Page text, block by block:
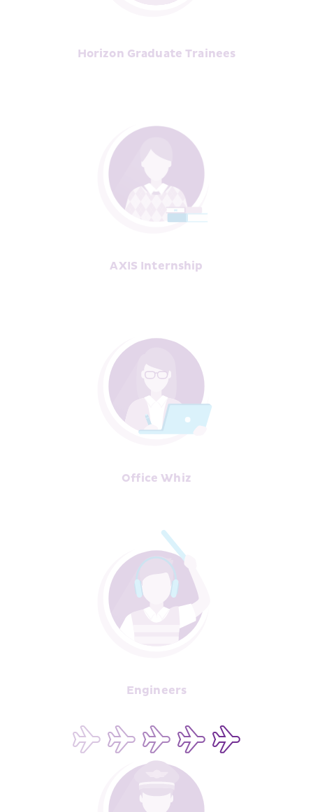
Horizon Graduate Trainees
AXIS Internship
Office Whiz
Engineers